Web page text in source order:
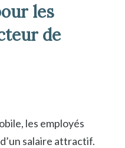
les
de
les employés
salaire attractif.